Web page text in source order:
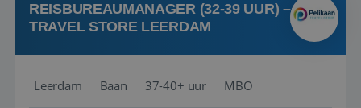
REISBUREAUMANAGER (32-39 UUR) –
TRAVEL STORE LEERDAM
Leerdam Baan 37-40+ uur MBO